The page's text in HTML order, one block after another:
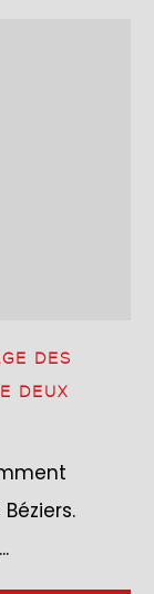
DES
DEUX